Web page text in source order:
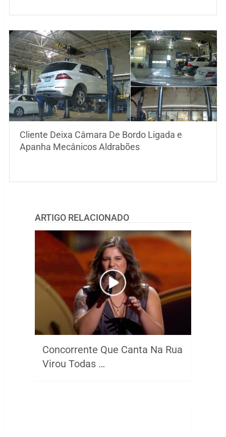
Cliente Deixa Câmara De Bordo Ligada e
Apanha Mecânicos Aldrabões
ARTIGO RELACIONADO
Concorrente Que Canta Na Rua
Virou Todas …